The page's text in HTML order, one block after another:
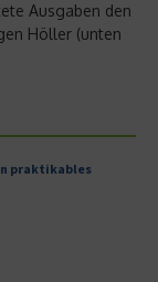
Ausgaben den
Höller (unten
praktikables